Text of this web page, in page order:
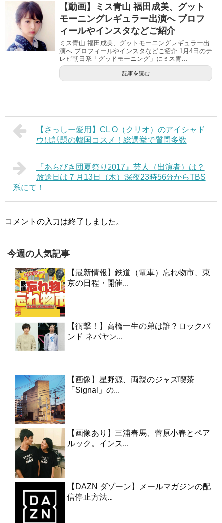
【動画】ミス青山 福田成美、グット
モーニングレギュラー出演へ プロフ
ィールやインスタなどご紹介
ミス青山 福田成美、グットモーニングレギュラー出
演へ プロフィールやインスタなどご紹介 1月4日のテ
レビ朝日系「グッドモーニング」にミス青...
記事を読む
【さっしー愛用】CLIO（クリオ）のアイシャド
ウは話題の韓国コスメ！総選挙で質問多数
『あらびき団夏祭り2017』芸人（出演者）は？
放送日は７月13日（木）深夜23時56分からTBS
系にて！
コメントの入力は終了しました。
今週の人気記事
【最新情報】鉄道（電車）忘れ物市、東
京の日程・開催...
【衝撃！】高橋一生の弟は誰？ロックバ
ンド ネバヤン...
【画像】星野源、両親のジャズ喫茶
「Signal」の...
【画像あり】三浦春馬、菅原小春とペア
ルック。インス...
【DAZN ダゾーン】メールマガジンの配
信停止方法...